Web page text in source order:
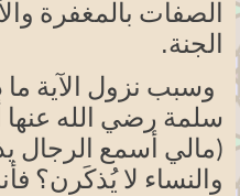
الصفات بالمغفرة
الجنة.
وسبب نزول الآية ما
سلمة رضي الله عنها
(مالي أسمع الرجال
والنساء لايُذكَرن؟